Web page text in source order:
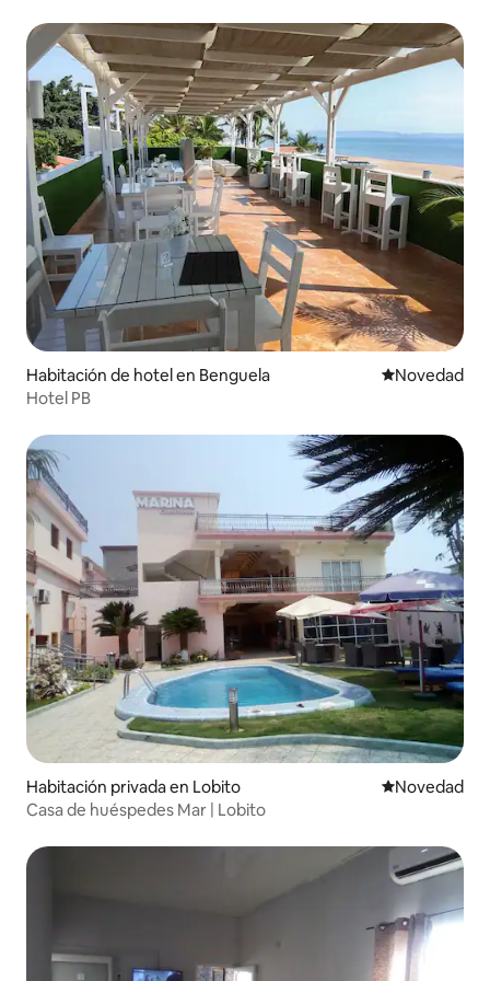
Habitación de hotel en Benguela Lugar para
Novedad
Hotel PB
Habitación privada en Lobito Lugar para
Novedad
Casa de huéspedes Mar | Lobito